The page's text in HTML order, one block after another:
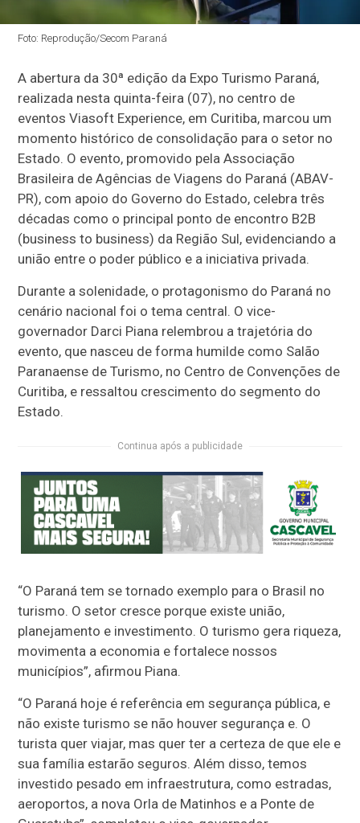
Foto: Reprodução/Secom Paraná
A abertura da 30ª edição da Expo Turismo Paraná,
realizada nesta quinta-feira (07), no centro de
eventos Viasoft Experience, em Curitiba, marcou um
momento histórico de consolidação para o setor no
Estado. O evento, promovido pela Associação
Brasileira de Agências de Viagens do Paraná (ABAV-
PR), com apoio do Governo do Estado, celebra três
décadas como o principal ponto de encontro B2B
(business to business) da Região Sul, evidenciando a
união entre o poder público e a iniciativa privada.
Durante a solenidade, o protagonismo do Paraná no
cenário nacional foi o tema central. O vice-
governador Darci Piana relembrou a trajetória do
evento, que nasceu de forma humilde como Salão
Paranaense de Turismo, no Centro de Convenções de
Curitiba, e ressaltou crescimento do segmento do
Estado.
Continua após a publicidade
“O Paraná tem se tornado exemplo para o Brasil no
turismo. O setor cresce porque existe união,
planejamento e investimento. O turismo gera riqueza,
movimenta a economia e fortalece nossos
municípios”, afirmou Piana.
“O Paraná hoje é referência em segurança pública, e
não existe turismo se não houver segurança e. O
turista quer viajar, mas quer ter a certeza de que ele e
sua família estarão seguros. Além disso, temos
investido pesado em infraestrutura, como estradas,
aeroportos, a nova Orla de Matinhos e a Ponte de